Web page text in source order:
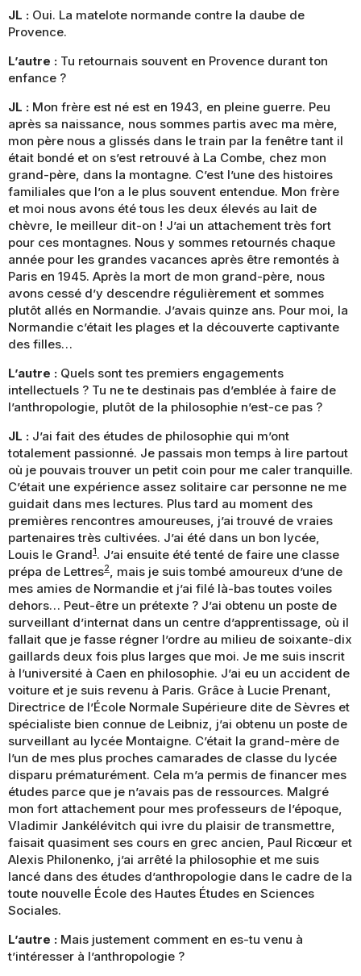
JL : Oui. La matelote normande contre la daube de
Provence.
L’autre : Tu retournais souvent en Provence durant ton
enfance ?
JL : Mon frère est né est en 1943, en pleine guerre. Peu
après sa naissance, nous sommes partis avec ma mère,
mon père nous a glissés dans le train par la fenêtre tant il
était bondé et on s’est retrouvé à La Combe, chez mon
grand-père, dans la montagne. C’est l’une des histoires
familiales que l’on a le plus souvent entendue. Mon frère
et moi nous avons été tous les deux élevés au lait de
chèvre, le meilleur dit-on ! J’ai un attachement très fort
pour ces montagnes. Nous y sommes retournés chaque
année pour les grandes vacances après être remontés à
Paris en 1945. Après la mort de mon grand-père, nous
avons cessé d’y descendre régulièrement et sommes
plutôt allés en Normandie. J’avais quinze ans. Pour moi, la
Normandie c’était les plages et la découverte captivante
des filles…
L’autre : Quels sont tes premiers engagements
intellectuels ? Tu ne te destinais pas d’emblée à faire de
l’anthropologie, plutôt de la philosophie n’est-ce pas ?
JL : J’ai fait des études de philosophie qui m’ont
totalement passionné. Je passais mon temps à lire partout
où je pouvais trouver un petit coin pour me caler tranquille.
C’était une expérience assez solitaire car personne ne me
guidait dans mes lectures. Plus tard au moment des
premières rencontres amoureuses, j’ai trouvé de vraies
partenaires très cultivées. J’ai été dans un bon lycée,
Louis le Grand1. J’ai ensuite été tenté de faire une classe
prépa de Lettres2, mais je suis tombé amoureux d’une de
mes amies de Normandie et j’ai filé là-bas toutes voiles
dehors… Peut-être un prétexte ? J’ai obtenu un poste de
surveillant d’internat dans un centre d’apprentissage, où il
fallait que je fasse régner l’ordre au milieu de soixante-dix
gaillards deux fois plus larges que moi. Je me suis inscrit
à l’université à Caen en philosophie. J’ai eu un accident de
voiture et je suis revenu à Paris. Grâce à Lucie Prenant,
Directrice de l’École Normale Supérieure dite de Sèvres et
spécialiste bien connue de Leibniz, j’ai obtenu un poste de
surveillant au lycée Montaigne. C’était la grand-mère de
l’un de mes plus proches camarades de classe du lycée
disparu prématurément. Cela m’a permis de financer mes
études parce que je n’avais pas de ressources. Malgré
mon fort attachement pour mes professeurs de l’époque,
Vladimir Jankélévitch qui ivre du plaisir de transmettre,
faisait quasiment ses cours en grec ancien, Paul Ricœur et
Alexis Philonenko, j’ai arrêté la philosophie et me suis
lancé dans des études d’anthropologie dans le cadre de la
toute nouvelle École des Hautes Études en Sciences
Sociales.
L’autre : Mais justement comment en es-tu venu à
t’intéresser à l’anthropologie ?